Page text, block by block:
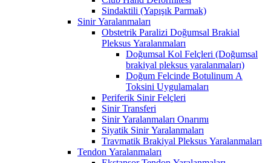
Sindaktili (Yapışık Parmak)
Sinir Yaralanmaları
Obstetrik Paralizi Doğumsal Brakial
Pleksus Yaralanmaları
Doğumsal Kol Felçleri (Doğumsal
brakiyal pleksus yaralanmaları)
Doğum Felcinde Botulinum A
Toksini Uygulamaları
Periferik Sinir Felçleri
Sinir Transferi
Sinir Yaralanmaları Onarımı
Siyatik Sinir Yaralanmaları
Travmatik Brakiyal Pleksus Yaralanmaları
Tendon Yaralanmaları